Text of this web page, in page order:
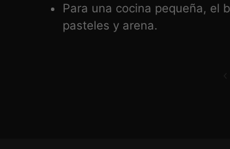
Para una cocina pequeña, el
pasteles y arena.